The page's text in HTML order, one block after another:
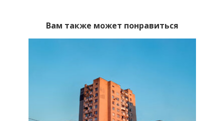
Вам также может понравиться